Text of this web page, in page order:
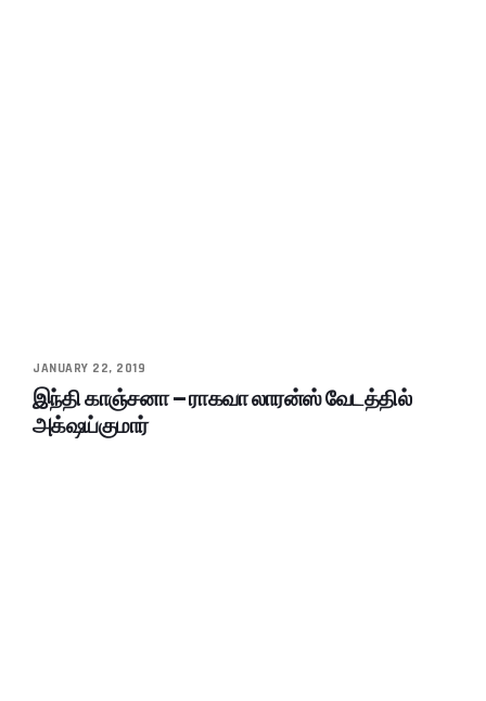
JANUARY 22, 2019
இந்தி காஞ்சனா – ராகவா லாரன்ஸ் வேடத்தில்
அக்‌ஷய்குமார்